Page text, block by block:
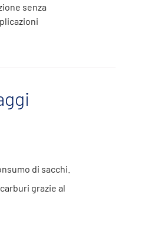
senza
di sacchi.
grazie al